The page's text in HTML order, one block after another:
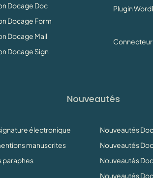
Docage Doc
Docage Form
Docage Mail
Docage Sign
Plugin
électronique
manuscrites
paraphes
Nouveautés
Nouveautés
Nouveautés
Nouveautés
Nouveautés